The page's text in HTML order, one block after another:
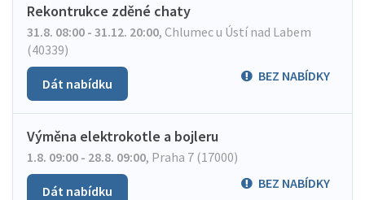
Rekontrukce zděné chaty
31.8. 08:00 - 31.12. 20:00, Chlumec u Ústí nad Labem
(40339)
BEZ NABÍDKY
Dát nabídku
Výměna elektrokotle a bojleru
1.8. 09:00 - 28.8. 09:00, Praha 7 (17000)
BEZ NABÍDKY
Dát nabídku